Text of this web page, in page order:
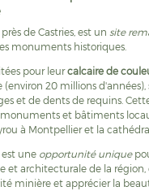
de Castries, est un site
monuments historiques.
pour leurcalcaire de
20 millions d'années),
et de dents de requins.
et bâtiments
à Montpellier et la
est une opportunité unique
et architecturale de la région,
minière et apprécier la